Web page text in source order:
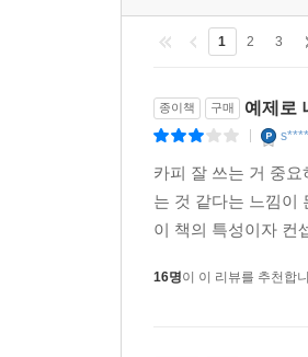
★★★★★수록돼 있는 문
걸리는데, 이 책을 참고
동영상을 편집해서 제
생각한다.
있다는 점이 가장 좋다.
1 2 3
종이책 구매 예제로
카피 잘 쓰는 거 중
는 것 같다는 느낌이
이 책의 특성이자 컨
16명이 이 리뷰를 추천합